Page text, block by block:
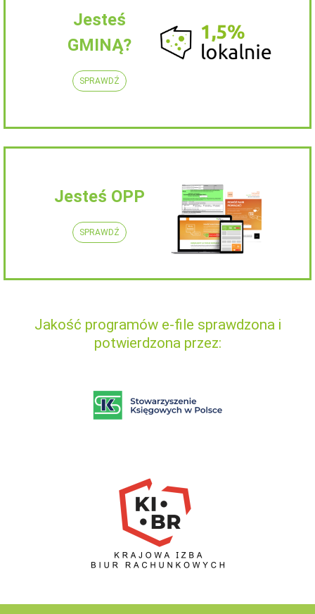
Jesteś
GMINĄ?
SPRAWDŹ
Jesteś OPP
SPRAWDŹ
Jakość programów e-file sprawdzona i
potwierdzona przez: